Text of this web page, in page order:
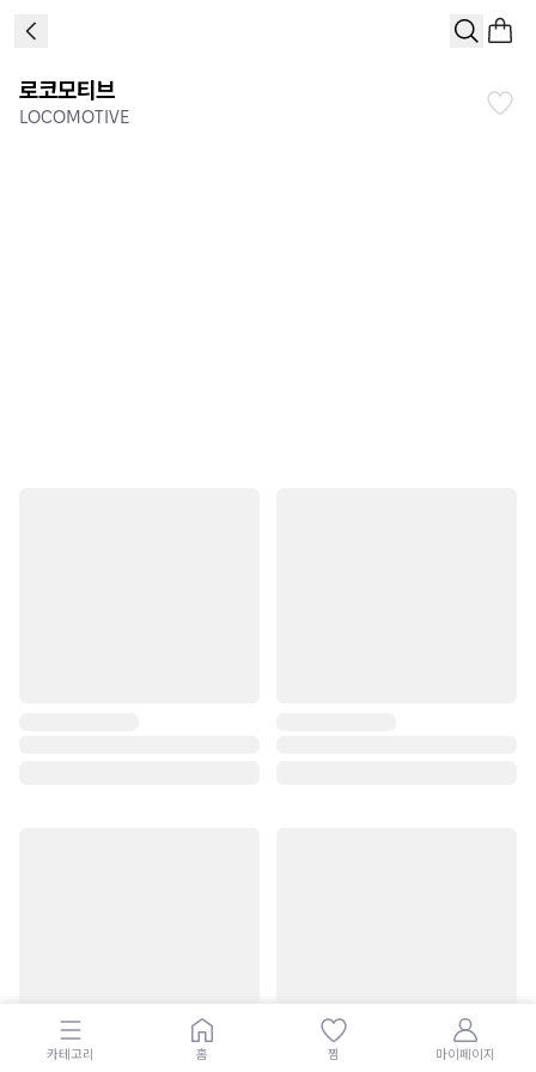
로코모티브
LOCOMOTIVE
카테고리 홈 찜 마이페이지